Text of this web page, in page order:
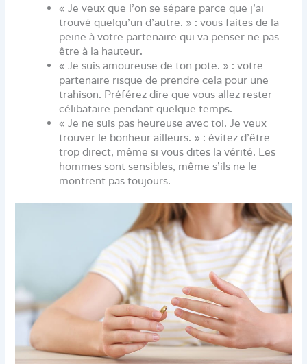
« Je veux que l’on se sépare parce que j’ai
trouvé quelqu’un d’autre. » : vous faites de la
peine à votre partenaire qui va penser ne pas
être à la hauteur.
« Je suis amoureuse de ton pote. » : votre
partenaire risque de prendre cela pour une
trahison. Préférez dire que vous allez rester
célibataire pendant quelque temps.
« Je ne suis pas heureuse avec toi. Je veux
trouver le bonheur ailleurs. » : évitez d’être
trop direct, même si vous dites la vérité. Les
hommes sont sensibles, même s’ils ne le
montrent pas toujours.